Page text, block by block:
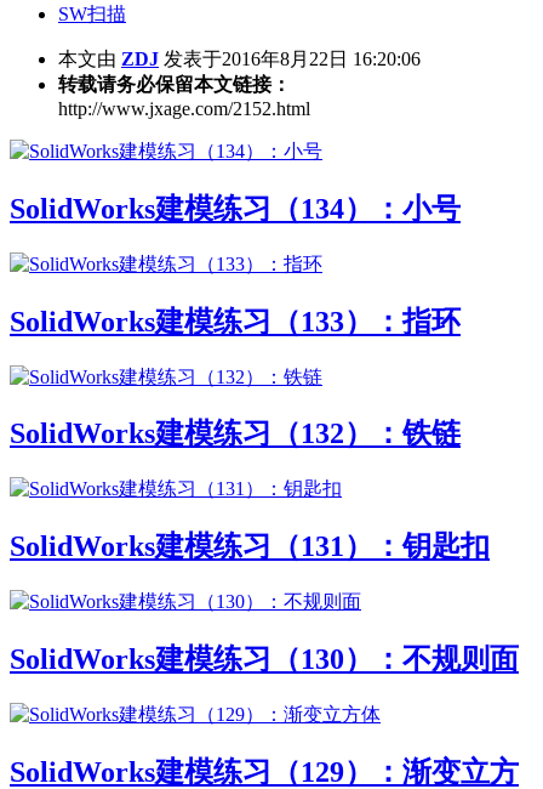
SW扫描
本文由 ZDJ 发表于2016年8月22日 16:20:06
转载请务必保留本文链接：
http://www.jxage.com/2152.html
SolidWorks建模练习（134）：小号
SolidWorks建模练习（133）：指环
SolidWorks建模练习（132）：铁链
SolidWorks建模练习（131）：钥匙扣
SolidWorks建模练习（130）：不规则面
SolidWorks建模练习（129）：渐变立方